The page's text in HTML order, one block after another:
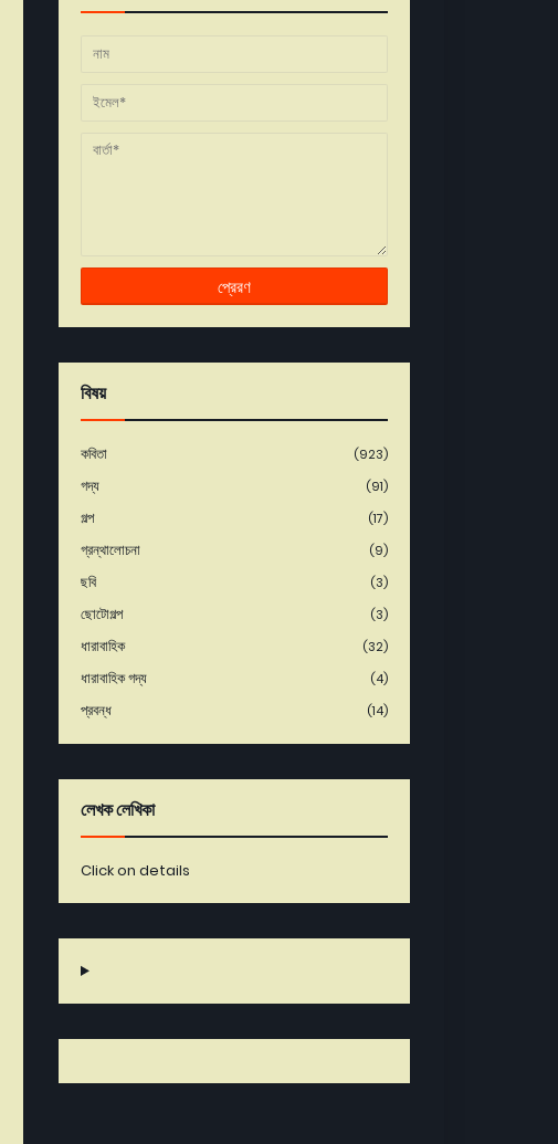
বিষয়
কবিতা (923)
গদ্য (91)
গল্প (17)
গ্রন্থালোচনা (9)
ছবি (3)
ছোটোগল্প (3)
ধারাবাহিক (32)
ধারাবাহিক গদ্য (4)
প্রবন্ধ (14)
লেখক লেখিকা
Click on details